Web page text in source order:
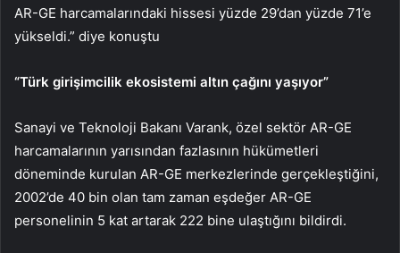
AR-GE harcamalarındaki hissesi yüzde 29’dan yüzde 71’e
yükseldi.” diye konuştu
“Türk girişimcilik ekosistemi altın çağını yaşıyor”
Sanayi ve Teknoloji Bakanı Varank, özel sektör AR-GE
harcamalarının yarısından fazlasının hükümetleri
döneminde kurulan AR-GE merkezlerinde gerçekleştiğini,
2002’de 40 bin olan tam zaman eşdeğer AR-GE
personelinin 5 kat artarak 222 bine ulaştığını bildirdi.